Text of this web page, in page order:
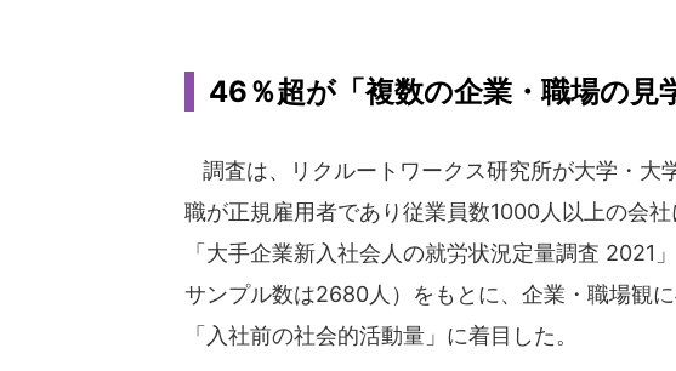
46％超が「複数の企業・職場の見
調査は、リクルートワークス研究所が大学・大
職が正規雇用者であり従業員数1000人以上の会
「大手企業新入社会人の就労状況定量調査 2021
サンプル数は2680人）をもとに、企業・職場観
「入社前の社会的活動量」に着目した。